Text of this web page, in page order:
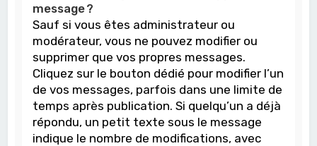
message ?
Sauf si vous êtes administrateur ou
modérateur, vous ne pouvez modifier ou
supprimer que vos propres messages.
Cliquez sur le bouton dédié pour modifier l’un
de vos messages, parfois dans une limite de
temps après publication. Si quelqu’un a déjà
répondu, un petit texte sous le message
indique le nombre de modifications, avec